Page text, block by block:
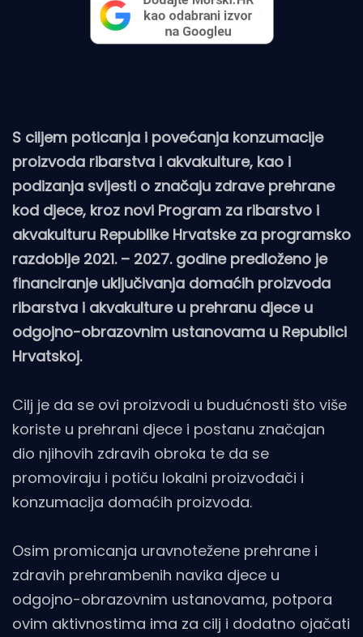
S ciljem poticanja i povećanja konzumacije
proizvoda ribarstva i akvakulture, kao i
podizanja svijesti o značaju zdrave prehrane
kod djece, kroz novi Program za ribarstvo i
akvakulturu Republike Hrvatske za programsko
razdoblje 2021. – 2027. godine predloženo je
financiranje uključivanja domaćih proizvoda
ribarstva i akvakulture u prehranu djece u
odgojno-obrazovnim ustanovama u Republici
Hrvatskoj.
Cilj je da se ovi proizvodi u budućnosti što više
koriste u prehrani djece i postanu značajan
dio njihovih zdravih obroka te da se
promoviraju i potiču lokalni proizvođači i
konzumacija domaćih proizvoda.
Osim promicanja uravnotežene prehrane i
zdravih prehrambenih navika djece u
odgojno-obrazovnim ustanovama, potpora
ovim aktivnostima ima za cilj i dodatno ojačati